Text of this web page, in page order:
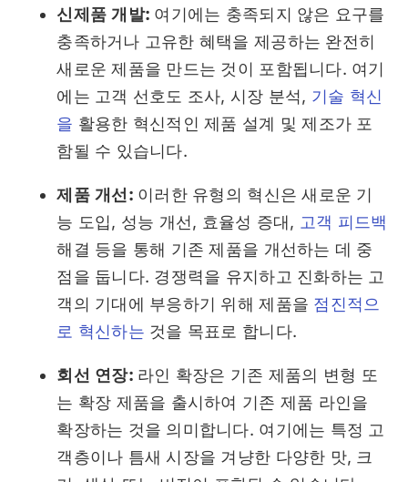
신제품 개발: 여기에는 충족되지 않은 요구를
충족하거나 고유한 혜택을 제공하는 완전히
새로운 제품을 만드는 것이 포함됩니다. 여기
에는 고객 선호도 조사, 시장 분석, 기술 혁신
을 활용한 혁신적인 제품 설계 및 제조가 포
함될 수 있습니다.
제품 개선: 이러한 유형의 혁신은 새로운 기
능 도입, 성능 개선, 효율성 증대, 고객 피드백
해결 등을 통해 기존 제품을 개선하는 데 중
점을 둡니다. 경쟁력을 유지하고 진화하는 고
객의 기대에 부응하기 위해 제품을 점진적으
로 혁신하는 것을 목표로 합니다.
회선 연장: 라인 확장은 기존 제품의 변형 또
는 확장 제품을 출시하여 기존 제품 라인을
확장하는 것을 의미합니다. 여기에는 특정 고
객층이나 틈새 시장을 겨냥한 다양한 맛, 크